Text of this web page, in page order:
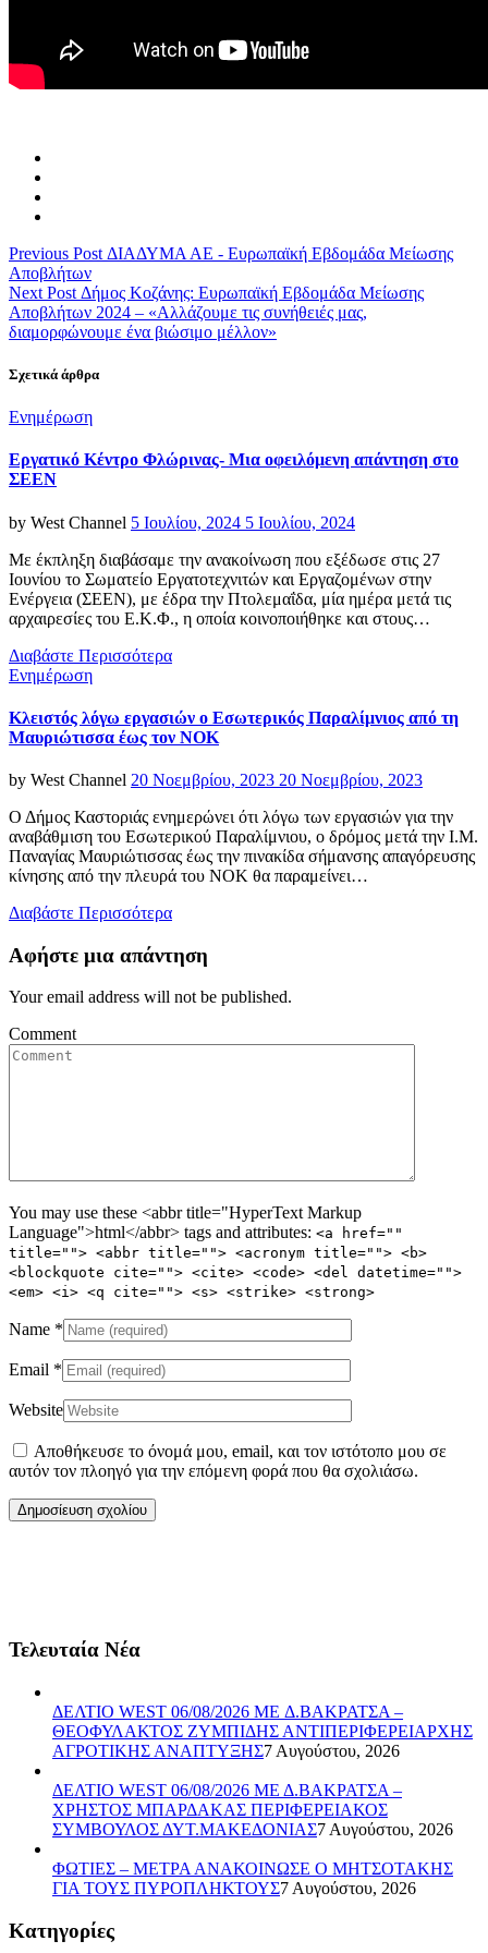
Previous Post ΔΙΑΔΥΜΑ ΑΕ - Ευρωπαϊκή Εβδομάδα Μείωσης
Αποβλήτων
Next Post Δήμος Κοζάνης: Ευρωπαϊκή Εβδομάδα Μείωσης
Αποβλήτων 2024 – «Αλλάζουμε τις συνήθειές μας,
διαμορφώνουμε ένα βιώσιμο μέλλον»
Σχετικά άρθρα
Categories
Ενημέρωση
Εργατικό Κέντρο Φλώρινας- Μια οφειλόμενη απάντηση στο
ΣΕΕΝ
by West Channel Posted
5 Ιουλίου, 2024 5 Ιουλίου, 2024
Με έκπληξη διαβάσαμε την ανακοίνωση που εξέδωσε στις 27
Ιουνίου το Σωματείο Εργατοτεχνιτών και Εργαζομένων στην
Ενέργεια (ΣΕΕΝ), με έδρα την Πτολεμαΐδα, μία ημέρα μετά τις
αρχαιρεσίες του Ε.Κ.Φ., η οποία κοινοποιήθηκε και στους…
Διαβάστε Περισσότερα
Categories
Ενημέρωση
Κλειστός λόγω εργασιών ο Εσωτερικός Παραλίμνιος από τη
Μαυριώτισσα έως τον ΝΟΚ
by West Channel Posted
20 Νοεμβρίου, 2023 20 Νοεμβρίου, 2023
Ο Δήμος Καστοριάς ενημερώνει ότι λόγω των εργασιών για την
αναβάθμιση του Εσωτερικού Παραλίμνιου, ο δρόμος μετά την Ι.Μ.
Παναγίας Μαυριώτισσας έως την πινακίδα σήμανσης απαγόρευσης
κίνησης από την πλευρά του ΝΟΚ θα παραμείνει…
Διαβάστε Περισσότερα
Αφήστε μια απάντηση
Your email address will not be published.
Comment
You may use these <abbr title="HyperText Markup
Language">html</abbr> tags and attributes: <a href=""
title=""> <abbr title=""> <acronym title=""> <b>
<blockquote cite=""> <cite> <code> <del datetime="">
<em> <i> <q cite=""> <s> <strike> <strong>
Name *
Email *
Website
Αποθήκευσε το όνομά μου, email, και τον ιστότοπο μου σε
αυτόν τον πλοηγό για την επόμενη φορά που θα σχολιάσω.
Τελευταία Νέα
ΔΕΛΤΙΟ WEST 06/08/2026 ME Δ.ΒΑΚΡΑΤΣΑ –
ΘΕΟΦΥΛΑΚΤΟΣ ΖΥΜΠΙΔΗΣ ΑΝΤΙΠΕΡΙΦΕΡΕΙΑΡΧΗΣ
ΑΓΡΟΤΙΚΗΣ ΑΝΑΠΤΥΞΗΣ7 Αυγούστου, 2026
ΔΕΛΤΙΟ WEST 06/08/2026 ΜΕ Δ.ΒΑΚΡΑΤΣΑ –
ΧΡΗΣΤΟΣ ΜΠΑΡΔΑΚΑΣ ΠΕΡΙΦΕΡΕΙΑΚΟΣ
ΣΥΜΒΟΥΛΟΣ ΔΥΤ.ΜΑΚΕΔΟΝΙΑΣ7 Αυγούστου, 2026
ΦΩΤΙΕΣ – ΜΕΤΡΑ ΑΝΑΚΟΙΝΩΣΕ Ο ΜΗΤΣΟΤΑΚΗΣ
ΓΙΑ ΤΟΥΣ ΠΥΡΟΠΛΗΚΤΟΥΣ7 Αυγούστου, 2026
Kατηγορίες